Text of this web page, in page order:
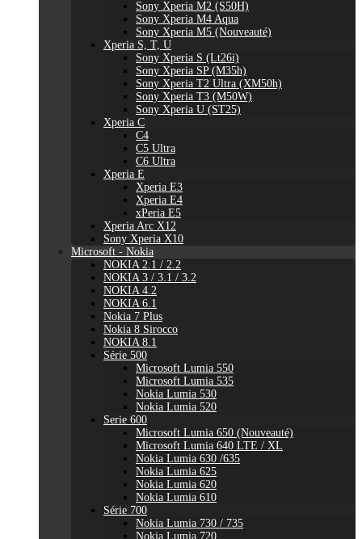
Sony Xperia M2 (S50H)
Sony Xperia M4 Aqua
Sony Xperia M5 (Nouveauté)
Xperia S, T, U
Sony Xperia S (Lt26i)
Sony Xperia SP (M35h)
Sony Xperia T2 Ultra (XM50h)
Sony Xperia T3 (M50W)
Sony Xperia U (ST25)
Xperia C
C4
C5 Ultra
C6 Ultra
Xperia E
Xperia E3
Xperia E4
xPeria E5
Xperia Arc X12
Sony Xperia X10
Microsoft - Nokia
NOKIA 2.1 / 2.2
NOKIA 3 / 3.1 / 3.2
NOKIA 4.2
NOKIA 6.1
Nokia 7 Plus
Nokia 8 Sirocco
NOKIA 8.1
Série 500
Microsoft Lumia 550
Microsoft Lumia 535
Nokia Lumia 530
Nokia Lumia 520
Serie 600
Microsoft Lumia 650 (Nouveauté)
Microsoft Lumia 640 LTE / XL
Nokia Lumia 630 /635
Nokia Lumia 625
Nokia Lumia 620
Nokia Lumia 610
Série 700
Nokia Lumia 730 / 735
Nokia Lumia 720